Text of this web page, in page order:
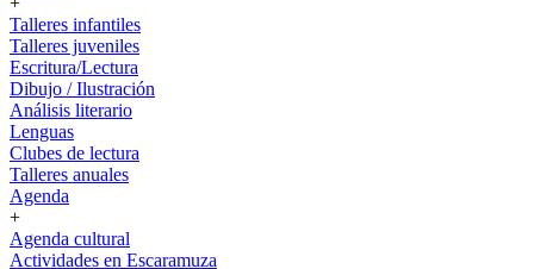
Talleres infantiles
Talleres juveniles
Escritura/Lectura
Dibujo / Ilustración
Análisis literario
Lenguas
Clubes de lectura
Talleres anuales
Agenda
+
Agenda cultural
Actividades en Escaramuza